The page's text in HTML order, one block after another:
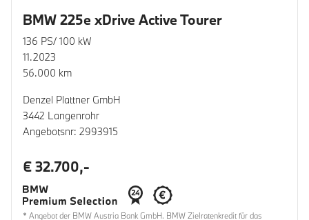
BMW 225e xDrive Active Tourer
136 PS/ 100 kW
11.2023
56.000 km
Denzel Plattner GmbH
3442 Langenrohr
Angebotsnr: 2993915
€ 32.700,-
* Angebot der BMW Austria Bank GmbH. BMW Zielratenkredit für das